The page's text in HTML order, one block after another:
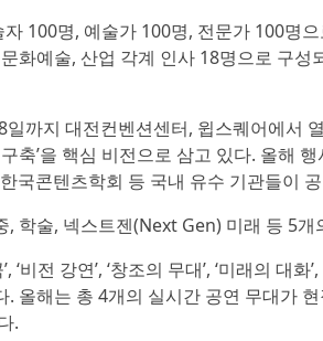
100명, 예술가 100명, 전문가 100명
화예술, 산업 각계 인사 18명으로 구
까지 대전컨벤션센터, 윕스퀘어에서
축’을 핵심 비전으로 삼고 있다. 올해
국콘텐츠학회 등 국내 유수 기관들이
, 학술, 넥스트젠(Next Gen) 미래 등 5
‘비전 강연’, ‘창조의 무대’, ‘미래의 대
. 올해는 총 4개의 실시간 공연 무대가
.